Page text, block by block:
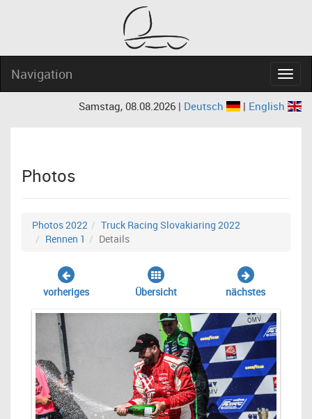
Navigation
Samstag, 08.08.2026 | Deutsch | English
Photos
Photos 2022
Truck Racing Slovakiaring 2022
Rennen 1
Details
vorheriges Übersicht nächstes